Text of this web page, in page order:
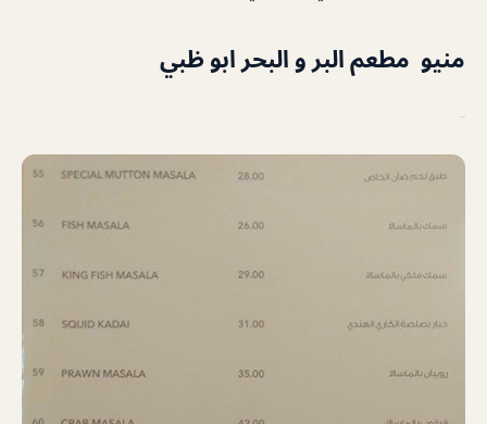
منيو مطعم البر و البحر ابو ظبي